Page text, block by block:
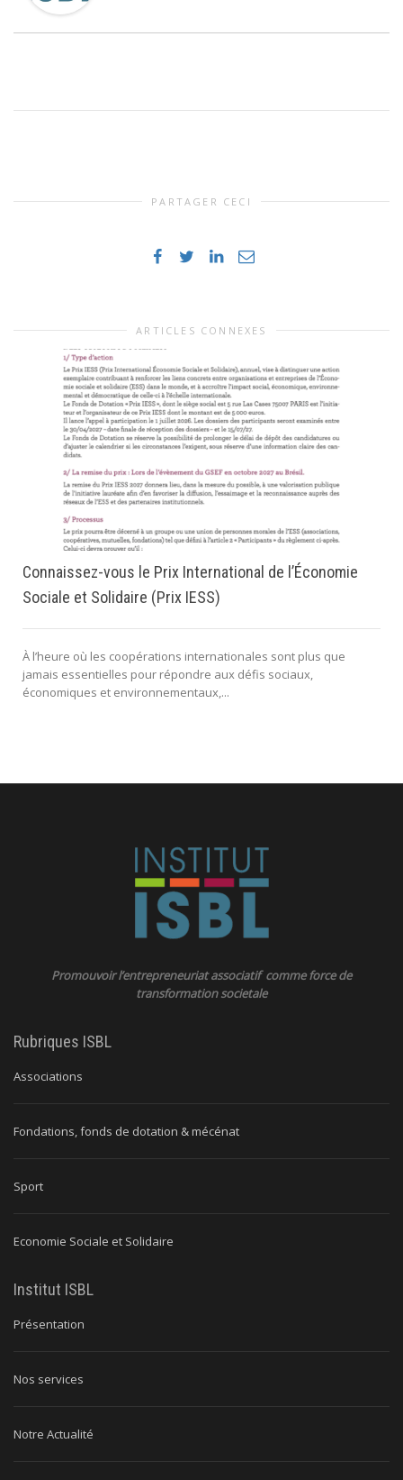
PARTAGER CECI
ARTICLES CONNEXES
Connaissez-vous le Prix International de l’Économie
Sociale et Solidaire (Prix IESS)
À l’heure où les coopérations internationales sont plus que
jamais essentielles pour répondre aux défis sociaux,
économiques et environnementaux,...
Promouvoir l’entrepreneuriat associatif comme force de
transformation societale
Rubriques ISBL
Associations
Fondations, fonds de dotation & mécénat
Sport
Economie Sociale et Solidaire
Institut ISBL
Présentation
Nos services
Notre Actualité